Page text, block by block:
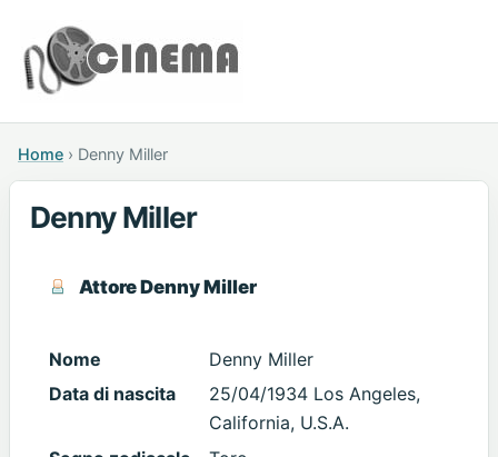
Home › Denny Miller
Denny Miller
Attore Denny Miller
Nome
Denny Miller
Data di nascita
25/04/1934 Los Angeles,
California, U.S.A.